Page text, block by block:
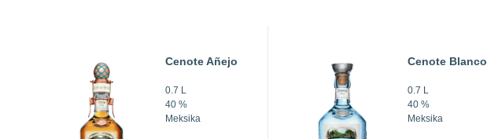
Cenote Añejo
0.7 L
40 %
Meksika
Cenote Blanco
0.7 L
40 %
Meksika